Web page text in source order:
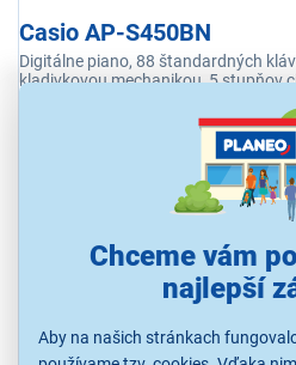
Chceme vám
najlepší
Aby na našich stránkach
Casio AP-S450BN
Digitálne piano, 88 štandardných
kladivkovou mechanikou, 5 stupňov
polyfónia max. 256 hlasov, 26
1 322,00 €
NA OBJEDNÁVKU